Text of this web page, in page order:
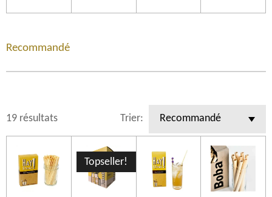
Recommandé
19 résultats Trier:
Topseller!